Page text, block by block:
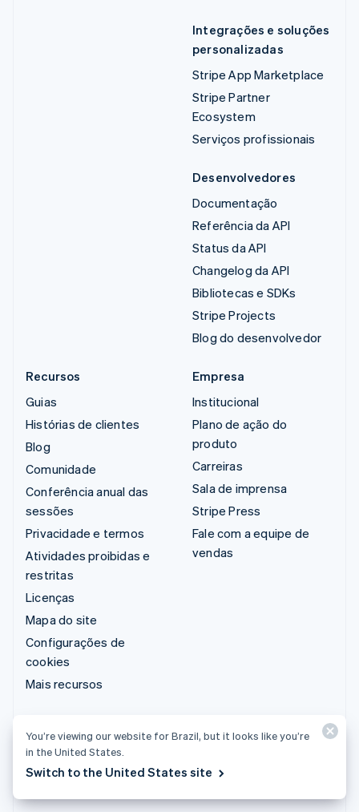
Integrações e soluções
personalizadas
Stripe App Marketplace
Stripe Partner
Ecosystem
Serviços profissionais
Desenvolvedores
Documentação
Referência da API
Status da API
Changelog da API
Bibliotecas e SDKs
Stripe Projects
Blog do desenvolvedor
Recursos
Guias
Histórias de clientes
Blog
Comunidade
Conferência anual das
sessões
Privacidade e termos
Atividades proibidas e
restritas
Licenças
Mapa do site
Configurações de
cookies
Mais recursos
Empresa
Institucional
Plano de ação do
produto
Carreiras
Sala de imprensa
Stripe Press
Fale com a equipe de
vendas
Obter suporte
Planos de suporte
You’re viewing our website for Brazil, but it looks like you’re
in the United States.
Switch to the United States site